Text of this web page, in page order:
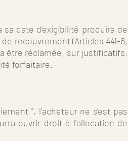
date d’exigibilité produira de
recouvrement (Articles 441-6,
être réclamée, sur justificatifs,
forfaitaire.
", l'acheteur ne s'est pas
ouvrir droit à l'allocation de